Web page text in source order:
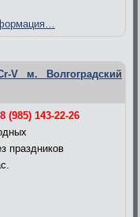
V м. Волгоградский
8 (985) 143-22-26
праздников